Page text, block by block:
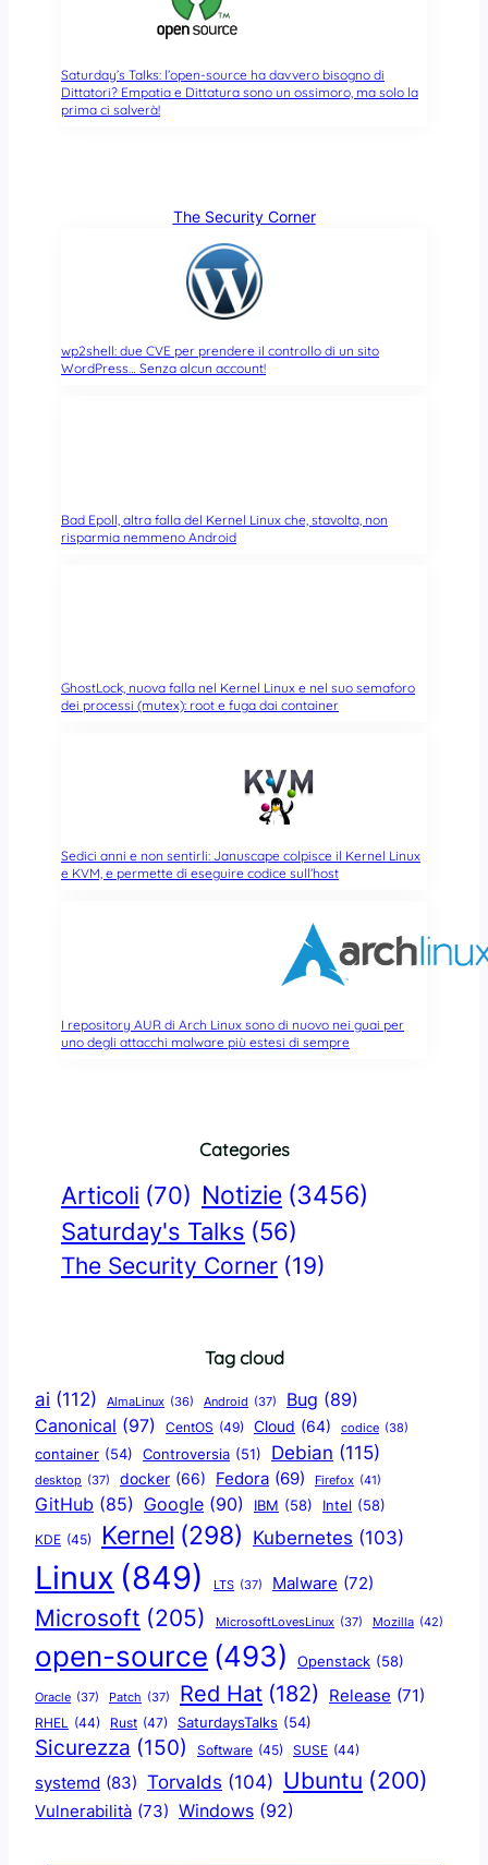
Saturday’s Talks: l’open-source ha davvero bisogno di
Dittatori? Empatia e Dittatura sono un ossimoro, ma solo la
prima ci salverà!
The Security Corner
wp2shell: due CVE per prendere il controllo di un sito
WordPress… Senza alcun account!
Bad Epoll, altra falla del Kernel Linux che, stavolta, non
risparmia nemmeno Android
GhostLock, nuova falla nel Kernel Linux e nel suo semaforo
dei processi (mutex): root e fuga dai container
Sedici anni e non sentirli: Januscape colpisce il Kernel Linux
e KVM, e permette di eseguire codice sull’host
I repository AUR di Arch Linux sono di nuovo nei guai per
uno degli attacchi malware più estesi di sempre
Categories
Articoli (70) Notizie (3456)
Saturday's Talks (56)
The Security Corner (19)
Tag cloud
ai (112) AlmaLinux (36) Android (37) Bug (89)
Canonical (97) CentOS (49) Cloud (64) codice (38)
container (54) Controversia (51) Debian (115)
desktop (37) docker (66) Fedora (69) Firefox (41)
GitHub (85) Google (90) IBM (58) Intel (58)
KDE (45) Kernel (298) Kubernetes (103)
Linux (849) LTS (37) Malware (72)
Microsoft (205) MicrosoftLovesLinux (37) Mozilla (42)
open-source (493) Openstack (58)
Oracle (37) Patch (37) Red Hat (182) Release (71)
RHEL (44) Rust (47) SaturdaysTalks (54)
Sicurezza (150) Software (45) SUSE (44)
systemd (83) Torvalds (104) Ubuntu (200)
Vulnerabilità (73) Windows (92)